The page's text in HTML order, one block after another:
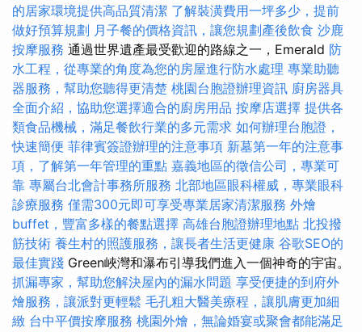
的居家環境提供高品質清潔 了解裝潢費用一坪多少，提前
做好預算規劃 月子餐的價格資訊，讓您規劃產後飲食 沙鹿
按摩服務 通過世界遺產最受歡迎的路線之一，Emerald 防
水工程，從專業的角度為您的房屋進行防水處理 專業助聽
器服務，幫助您聽得更清楚 桃園台胞證辦理資訊 廚房器具
全面介紹，協助您選擇適合的廚房用品 按摩店選擇 提供各
類食品機械，滿足餐飲行業的多元需求 如何辦理台胞證，
快速簡便 菲律賓簽證辦理的注意事項 新墓第一年的注意事
項，了解第一年管理的重點 嘉義地區的徵信公司，專業可
靠 專屬台北會計事務所服務 北部地區眼科權威，專業眼科
診療服務 僅需300元即可享受專業居家清潔服務 外燴
buffet，豐富多樣的餐點選擇 高雄台胞證辦理地點 北投撥
筋技術 養生村的照護服務，讓長者生活更健康 谷歌SEO的
最佳實踐 Green峽灣和瀑布引導我們進入一個神奇的宇宙。
抓漏專家，幫助您解決屋內的漏水問題 享受便捷的到府外
燴服務，讓派對更輕鬆 毛孔粗大醫美療程，讓肌膚更加細
緻 台中平價按摩服務 桃園外燴，無論婚宴或聚會都能滿足